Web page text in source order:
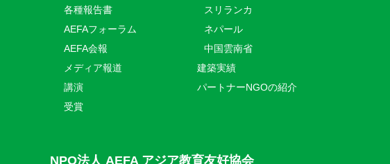
各種報告書
AEFAフォーラム
AEFA会報
メディア報道
講演
受賞
スリランカ
ネパール
中国雲南省
建築実績
パートナーNGOの紹介
NPO法人 AEFA アジア教育友好協会